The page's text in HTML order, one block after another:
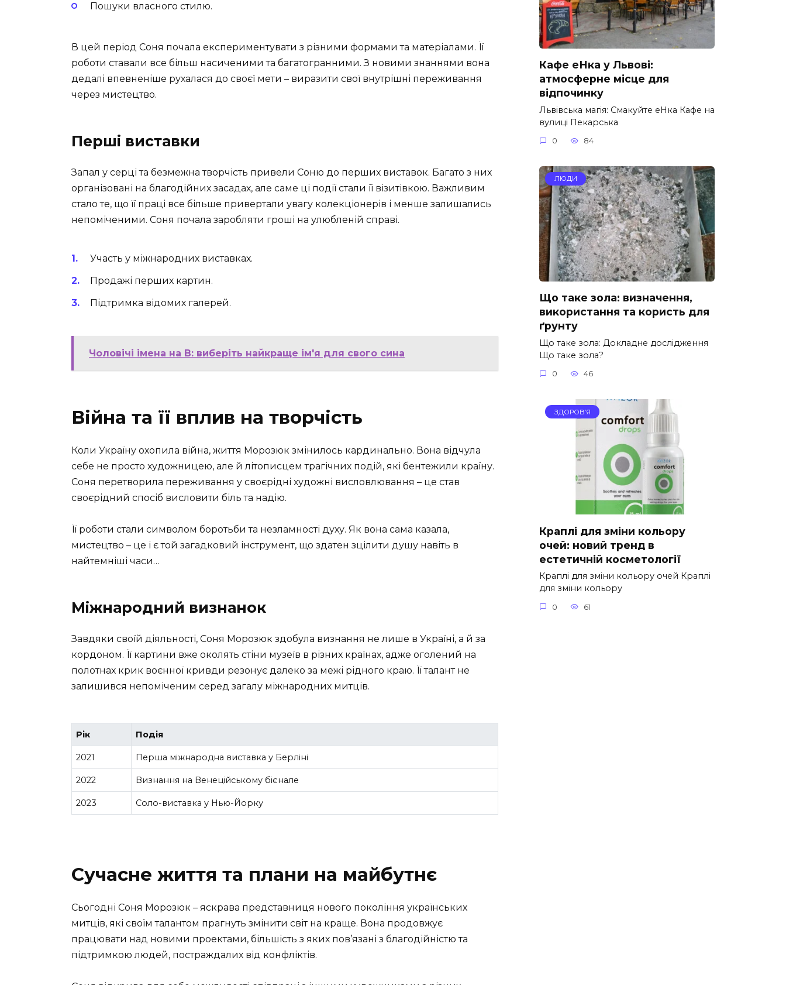
Пошуки власного стилю.
В цей період Соня почала експериментувати з різними формами та матеріалами. Її
роботи ставали все більш насиченими та багатогранними. З новими знаннями вона
дедалі впевненіше рухалася до своєї мети – виразити свої внутрішні переживання
через мистецтво.
Перші виставки
Запал у серці та безмежна творчість привели Соню до перших виставок. Багато з них
організовані на благодійних засадах, але саме ці події стали її візитівкою. Важливим
стало те, що її праці все більше привертали увагу колекціонерів і менше залишались
непоміченими. Соня почала заробляти гроші на улюбленій справі.
Участь у міжнародних виставках.
Продажі перших картин.
Підтримка відомих галерей.
Чоловічі імена на В: виберіть найкраще ім'я для свого сина
Війна та її вплив на творчість
Коли Україну охопила війна, життя Морозюк змінилось кардинально. Вона відчула
себе не просто художницею, але й літописцем трагічних подій, які бентежили країну.
Соня перетворила переживання у своєрідні художні висловлювання – це став
своєрідний спосіб висловити біль та надію.
Її роботи стали символом боротьби та незламності духу. Як вона сама казала,
мистецтво – це і є той загадковий інструмент, що здатен зцілити душу навіть в
найтемніші часи…
Міжнародний визнанок
Завдяки своїй діяльності, Соня Морозюк здобула визнання не лише в Україні, а й за
кордоном. Її картини вже околять стіни музеїв в різних країнах, адже оголений на
полотнах крик воєнної кривди резонує далеко за межі рідного краю. Її талант не
залишився непоміченим серед загалу міжнародних митців.
Рік Подія
2021 Перша міжнародна виставка у Берліні
2022 Визнання на Венеційському бієнале
2023 Соло-виставка у Нью-Йорку
Сучасне життя та плани на майбутнє
Сьогодні Соня Морозюк – яскрава представниця нового покоління українських
митців, які своїм талантом прагнуть змінити світ на краще. Вона продовжує
працювати над новими проектами, більшість з яких пов’язані з благодійністю та
підтримкою людей, постраждалих від конфліктів.
Кафе еНка у Львові:
атмосферне місце для
відпочинку
Львівська магія: Смакуйте еНка Кафе на
вулиці Пекарська
0 84
ЛЮДИ
Що таке зола: визначення,
використання та користь для
ґрунту
Що таке зола: Докладне дослідження
Що таке зола?
0 46
ЗДОРОВ’Я
Краплі для зміни кольору
очей: новий тренд в
естетичній косметології
Краплі для зміни кольору очей Краплі
для зміни кольору
0 61